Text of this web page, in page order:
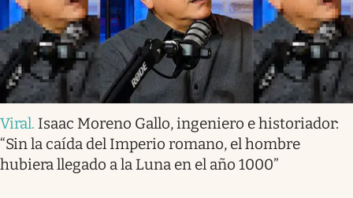
Viral. Isaac Moreno Gallo, ingeniero e historiador:
“Sin la caída del Imperio romano, el hombre
hubiera llegado a la Luna en el año 1000”